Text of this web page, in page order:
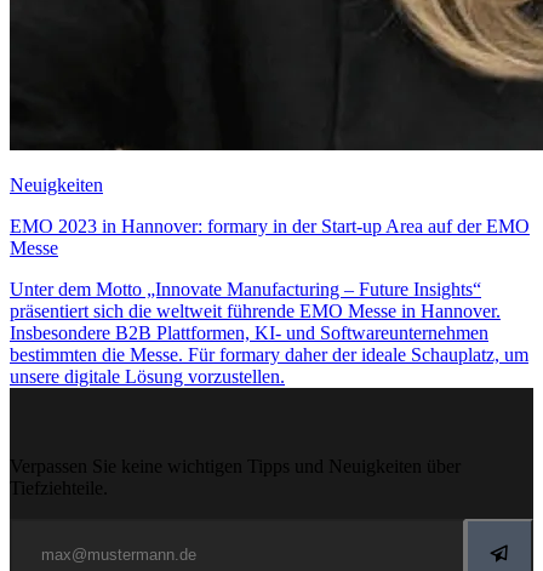
Neuigkeiten
EMO 2023 in Hannover: formary in der Start-up Area auf der EMO
Messe
Unter dem Motto „Innovate Manufacturing – Future Insights“
präsentiert sich die weltweit führende EMO Messe in Hannover.
Insbesondere B2B Plattformen, KI- und Softwareunternehmen
bestimmten die Messe. Für formary daher der ideale Schauplatz, um
unsere digitale Lösung vorzustellen.
Verpassen Sie keine wichtigen Tipps und Neuigkeiten über
Tiefziehteile.